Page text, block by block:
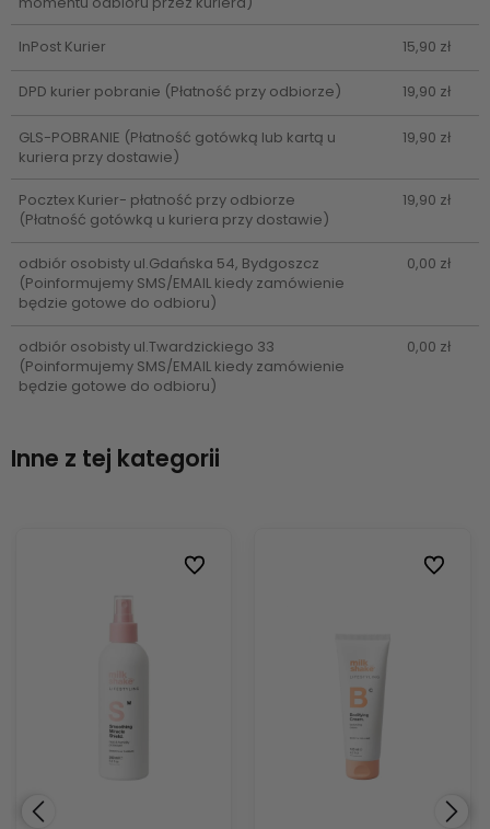
InPost Kurier 15,90 zł
DPD kurier pobranie (Płatność przy odbiorze) 19,90 zł
GLS-POBRANIE (Płatność gotówką lub kartą u
kuriera przy dostawie)
19,90 zł
Pocztex Kurier- płatność przy odbiorze
(Płatność gotówką u kuriera przy dostawie)
19,90 zł
odbiór osobisty ul.Gdańska 54, Bydgoszcz
(Poinformujemy SMS/EMAIL kiedy zamówienie
będzie gotowe do odbioru)
0,00 zł
odbiór osobisty ul.Twardzickiego 33
(Poinformujemy SMS/EMAIL kiedy zamówienie
będzie gotowe do odbioru)
0,00 zł
Inne z tej kategorii
Do ulubionych
Do ulubionych Do
Do